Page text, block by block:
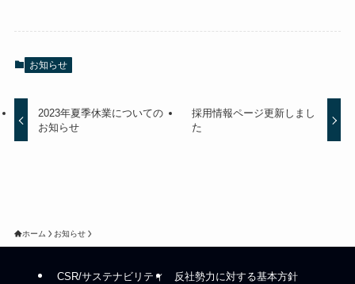
お知らせ
2023年夏季休業についての
お知らせ
採用情報ページ更新しまし
た
ホーム お知らせ
CSR/サステナビリティ 反社勢力に対する基本方針